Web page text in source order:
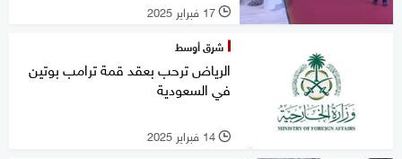
l 17 فبراير 2025
شرق أوسط
الرياض ترحب بعقد قمة ترامب بوتين
في السعودية
l 14 فبراير 2025